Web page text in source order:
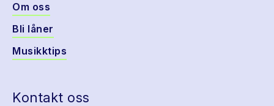
Om oss
Bli låner
Musikktips
Kontakt oss